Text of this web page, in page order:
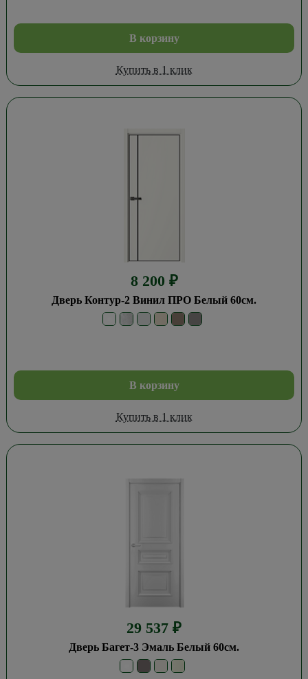
В корзину
Купить в 1 клик
8 200 ₽
Дверь Контур-2 Винил ПРО Белый 60см.
В корзину
Купить в 1 клик
29 537 ₽
Дверь Багет-3 Эмаль Белый 60см.